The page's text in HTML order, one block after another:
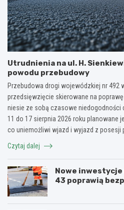
Utrudnienia na ul. H.
powodu przebudowy
Przebudowa drogi wojewódzkiej nr 492
przedsięwzięcie skierowane na
niesie ze sobą czasowe niedogodności
11 do 17 sierpnia 2026 roku planowane
co uniemożliwi wjazd i wyjazd z posesji
Czytaj dalej
Nowe
43 poprawią